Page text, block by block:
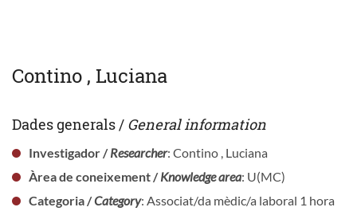
Contino , Luciana
Dades generals / General information
Investigador /Researcher: Contino , Luciana
Àrea de coneixement /Knowledge area: U(MC)
Categoria /Category: Associat/da mèdic/a laboral 1 hora